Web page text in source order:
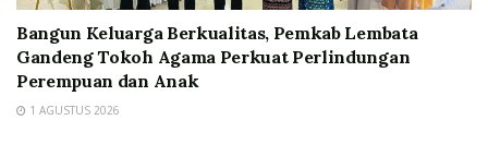
Bangun Keluarga Berkualitas, Pemkab Lembata
Gandeng Tokoh Agama Perkuat Perlindungan
Perempuan dan Anak
1 AGUSTUS 2026